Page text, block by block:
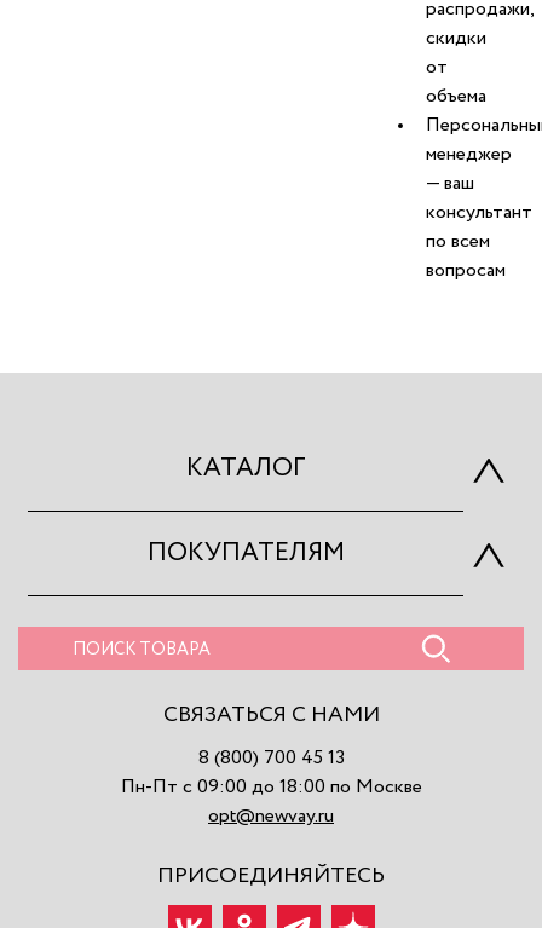
распродажи,
скидки
от
объема
менеджер
— ваш
консультант
по всем
вопросам
КАТАЛОГ
ПОКУПАТЕЛЯМ
СВЯЗАТЬСЯ С НАМИ
8 (800) 700 45 13
Пн-Пт с 09:00 до 18:00 по Москве
opt@newvay.ru
ПРИСОЕДИНЯЙТЕСЬ